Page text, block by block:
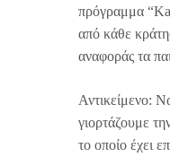
πρόγραμμα
από κάθε
αναφοράς τα
Αντικείμενο:
γιορτάζουμε
το οποίο έχει